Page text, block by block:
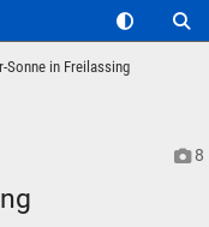
Sonne in Freilassing
8